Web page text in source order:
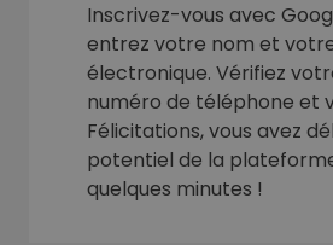
Inscrivez-vous avec
entrez votre nom et
électronique. Vérifiez
numéro de téléphone et
Félicitations, vous avez
potentiel de la
quelques minutes !